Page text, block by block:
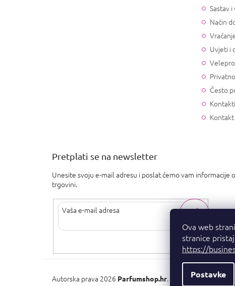
Ova web
stranice
https://
Postavke
Sastav
Način
Uvjeti i
Često
Kontakt
Pretplati se na newsletter
Unesite svoju e-mail adresu i poslat ćemo vam informacije
trgovini.
Autorska prava 2026 Parfumshop.hr. Sva prava pridržana.